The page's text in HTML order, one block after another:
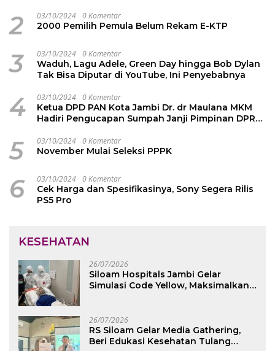
2 03/10/2024 0 Komentar
2000 Pemilih Pemula Belum Rekam E-KTP
3 03/10/2024 0 Komentar
Waduh, Lagu Adele, Green Day hingga Bob Dylan
Tak Bisa Diputar di YouTube, Ini Penyebabnya
4 03/10/2024 0 Komentar
Ketua DPD PAN Kota Jambi Dr. dr Maulana MKM
Hadiri Pengucapan Sumpah Janji Pimpinan DPRD
5 03/10/2024 0 Komentar
November Mulai Seleksi PPPK
6 03/10/2024 0 Komentar
Cek Harga dan Spesifikasinya, Sony Segera Rilis
PS5 Pro
KESEHATAN
26/07/2026
Siloam Hospitals Jambi Gelar
Simulasi Code Yellow, Maksimalkan
26/07/2026
RS Siloam Gelar Media Gathering,
Beri Edukasi Kesehatan Tulang